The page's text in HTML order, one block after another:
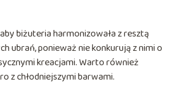
biżuteria harmonizowała z resztą
ubrań, ponieważ nie konkurują z nimi o
kreacjami. Warto również
z chłodniejszymi barwami.